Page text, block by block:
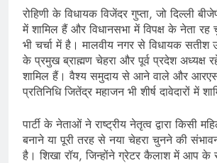
रोहिणी के विधायक विजेंदर गुप्ता, जो दिल्ली
में शामिल हैं और विधानसभा में विपक्ष के नेता
भी चर्चा में है। मालवीय नगर से विधायक सतीश
के प्रमुख ब्राह्मण चेहरा और पूर्व प्रदेश अध्यक्ष
शामिल हैं। वैश्य समुदाय से आने वाले और
प्रतिनिधि जितेंद्र महाजन भी शीर्ष दावेदारों में
पार्टी के नेताओं ने राष्ट्रीय नेतृत्व द्वारा किसी
बनाने या पूरी तरह से नया चेहरा चुनने की
है। शिखा रॉय, जिन्होंने ग्रेटर कैलाश में आप के